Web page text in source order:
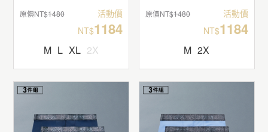
原價NT$1480
活動價
NT$1184
M L XL 2X
原價NT$1480
活動價
NT$1184
M 2X